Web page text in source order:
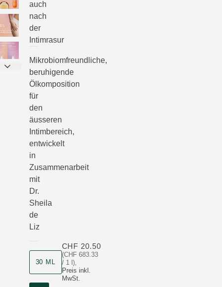
auch
nach
der
Intimrasur
Mikrobiomfreundliche,
beruhigende
Ölkomposition
für
den
äusseren
Intimbereich,
entwickelt
in
Zusammenarbeit
mit
Dr.
Sheila
de
Liz
Produktgrösse
30 ML
(CHF 683.33
/ 1 l),
Preis inkl.
MwSt.
CHF 20.50